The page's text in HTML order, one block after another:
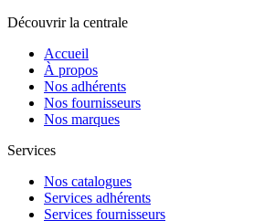
Découvrir la centrale
Accueil
À propos
Nos adhérents
Nos fournisseurs
Nos marques
Services
Nos catalogues
Services adhérents
Services fournisseurs